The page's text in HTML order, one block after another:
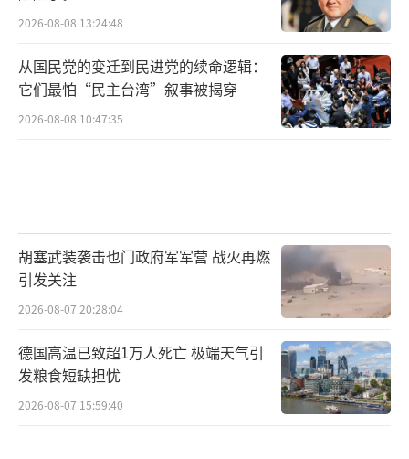
2026-08-08 13:24:48
从国民党的变迁到民进党的续命逻辑：
它们最怕“民主台湾”叙事被揭穿
2026-08-08 10:47:35
胡塞武装袭击也门政府军军营 战火再燃
引发关注
2026-08-07 20:28:04
德国高温已致超1万人死亡 极端天气引
发粮食短缺担忧
2026-08-07 15:59:40